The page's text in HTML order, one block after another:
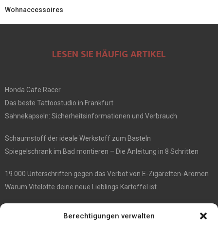
Berechtigungen verwalten
Wohnaccessoires
LESEN SIE HÄUFIG ARTIKEL
Honda Cafe Racer
Das beste Tattoostudio in Frankfurt
Sahnekapseln: Sicherheitsinformationen und Verbrauch
Schaumstoff der ideale Werkstoff zum Basteln
Spiegelschrank im Bad montieren – Die Anleitung in 8 Schritten
19.000 Unterschriften gegen das Verbot von E-Zigaretten-Aromen
Warum Vitelotte deine neue Lieblings Kartoffel ist
Anne et Valentin Brillen überraschender Stil und ultimativer